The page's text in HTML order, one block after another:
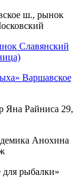
ш., рынок
Славянский
Варшавское
Яна Райниса 29,
Анохина
рыбалки»